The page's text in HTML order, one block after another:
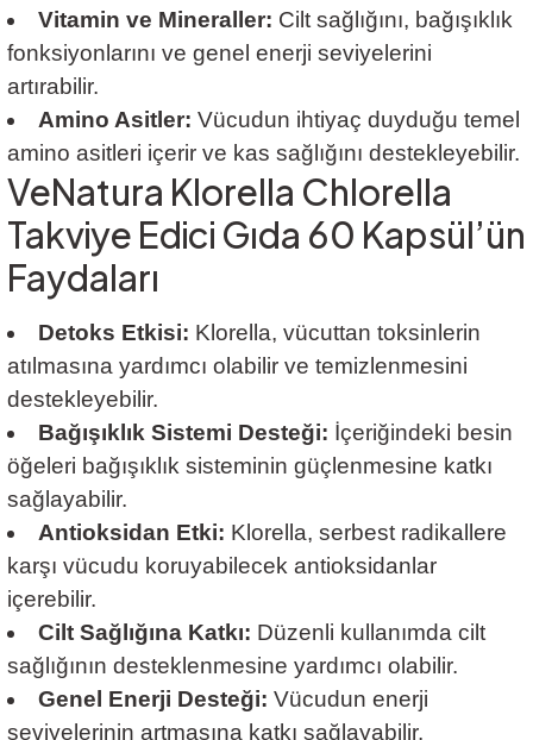
Vitamin ve Mineraller: Cilt sağlığını, bağışıklık
fonksiyonlarını ve genel enerji seviyelerini
artırabilir.
Amino Asitler: Vücudun ihtiyaç duyduğu temel
amino asitleri içerir ve kas sağlığını destekleyebilir.
VeNatura Klorella Chlorella
Takviye Edici Gıda 60 Kapsül’ün
Faydaları
Detoks Etkisi: Klorella, vücuttan toksinlerin
atılmasına yardımcı olabilir ve temizlenmesini
destekleyebilir.
Bağışıklık Sistemi Desteği: İçeriğindeki besin
öğeleri bağışıklık sisteminin güçlenmesine katkı
sağlayabilir.
Antioksidan Etki: Klorella, serbest radikallere
karşı vücudu koruyabilecek antioksidanlar
içerebilir.
Cilt Sağlığına Katkı: Düzenli kullanımda cilt
sağlığının desteklenmesine yardımcı olabilir.
Genel Enerji Desteği: Vücudun enerji
seviyelerinin artmasına katkı sağlayabilir.